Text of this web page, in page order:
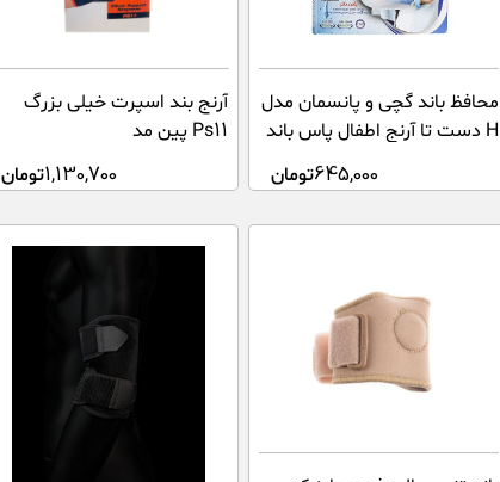
محافظ باند گچی و پانسمان مدل
H دست تا آرنج اطفال پاس باند
645,000تومان
آرنج بند اسپرت خیلی بزرگ
Ps11 پین مد
1,130,700تومان